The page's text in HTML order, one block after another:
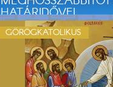
HATÁRIDŐVEL
GÖRÖGKATOLIKUS